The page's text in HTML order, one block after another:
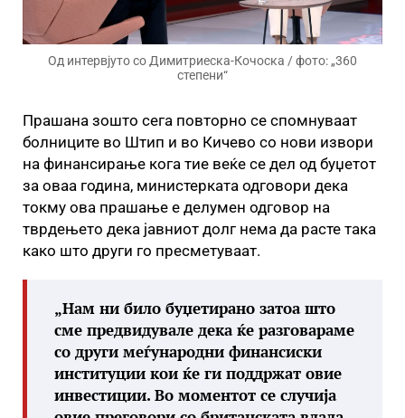
Од интервјуто со Димитриеска-Кочоска / фото: „360
степени“
Прашана зошто сега повторно се спомнуваат
болниците во Штип и во Кичево со нови извори
на финансирање кога тие веќе се дел од буџетот
за оваа година, министерката одговори дека
токму ова прашање е делумен одговор на
тврдењето дека јавниот долг нема да расте така
како што други го пресметуваат.
„Нам ни било буџетирано затоа што
сме предвидувале дека ќе разговараме
со други меѓународни финансиски
институции кои ќе ги поддржат овие
инвестиции. Во моментот се случија